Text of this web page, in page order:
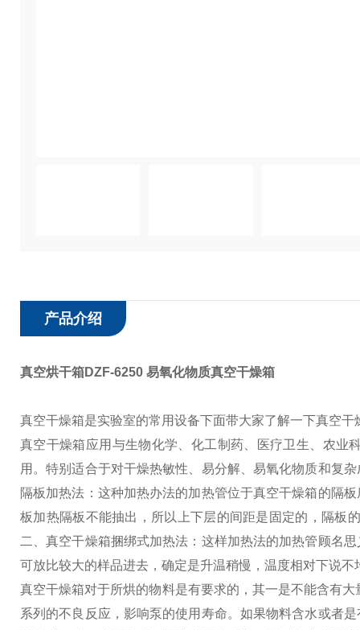
产品介绍
真空烘干箱DZF-6250 易氧化物质真空干燥箱
真空干燥箱是实验室的常用设备下面带大家了解一下真空干
真空干燥箱应用与生物化学、化工制药、医疗卫生、农业
用。特别适合于对干燥热敏性、易分解、易氧化物质和复
隔板加热法：这种加热办法的加热管位于真空干燥箱的隔
板加热隔板不能抽出，所以上下层的间距是固定的，隔板
二、真空干燥箱捆绑式加热法：这样加热法的加热管顾名
可放比较大的样品进去，确定是升温稍慢，温度相对下说不
真空干燥箱对于所烘的物料是有要求的，其一是不能含有
系列的不良反应，影响泵的使用寿命。如果物料含水或者